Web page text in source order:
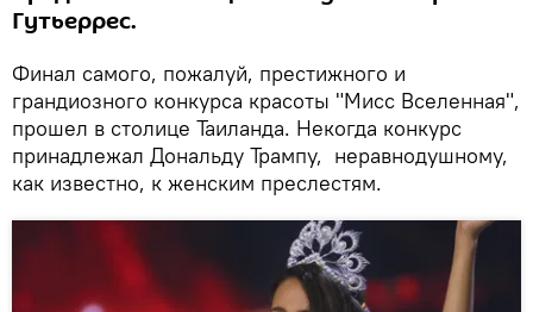
Гутьеррес.
Финал самого, пожалуй, престижного и
грандиозного конкурса красоты "Мисс Вселенная",
прошел в столице Таиланда. Некогда конкурс
принадлежал Дональду Трампу, неравнодушному,
как известно, к женским преслестям.